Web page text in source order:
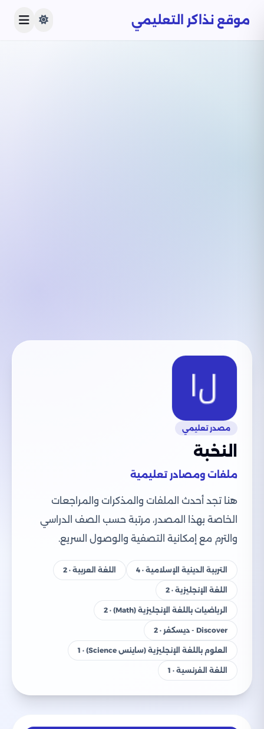
موقع نذاكر التعليمي
مصدر تعليمي
النخبة
ملفات ومصادر تعليمية
هنا تجد أحدث الملفات والمذكرات والمراجعات
الخاصة بهذا المصدر، مرتبة حسب الصف الدراسي
والترم مع إمكانية التصفية والوصول السريع.
التربية الدينية الإسلامية · 4 اللغة العربية · 2
اللغة الإنجليزية · 2
الرياضيات باللغة الإنجليزية (Math) · 2
Discover - ديسكفر · 2
العلوم باللغة الإنجليزية (ساينس Science) · 1
اللغة الفرنسية · 1